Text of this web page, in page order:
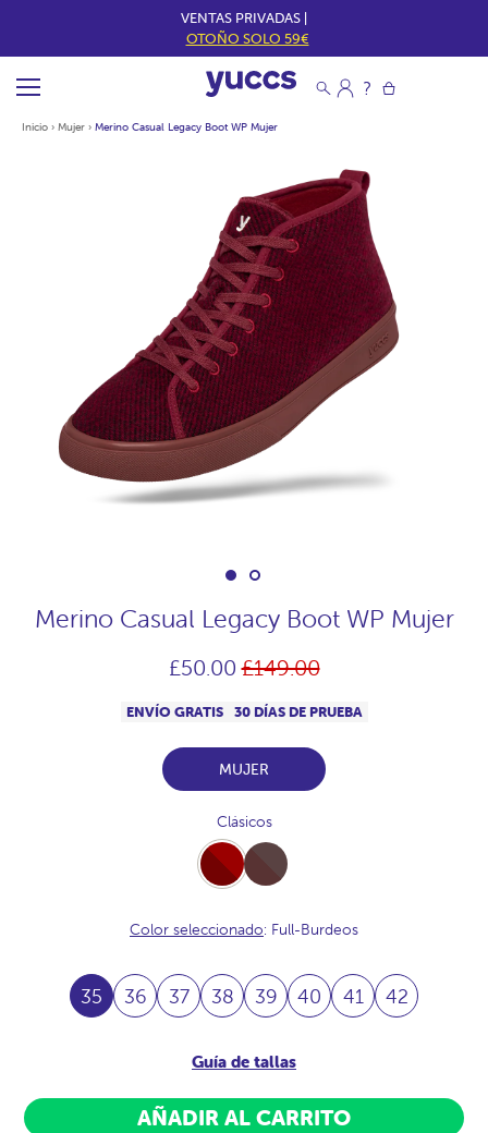
VENTAS PRIVADAS |
OTOÑO SOLO 59€
Inicio › Mujer › Merino Casual Legacy Boot WP Mujer
Merino Casual Legacy Boot WP Mujer
£50.00Precio
habitual
£149.00
ENVÍO GRATIS 30 DÍAS DE PRUEBA
MUJER
Clásicos
Full-
Burdeos
Full-
Chocolate
Color seleccionado: Full-Burdeos
35 36 37 38 39 40 41 42
Guía de tallas
AÑADIR AL CARRITO